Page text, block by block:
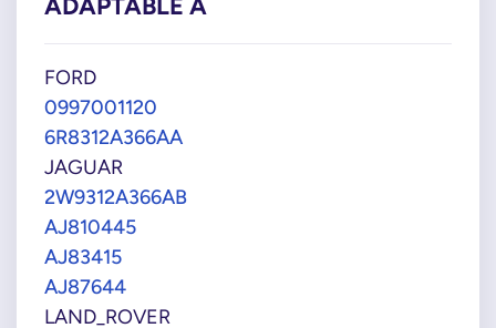
FORD
0997001120
6R8312A366AA
JAGUAR
2W9312A366AB
AJ810445
AJ83415
AJ87644
LAND_ROVER